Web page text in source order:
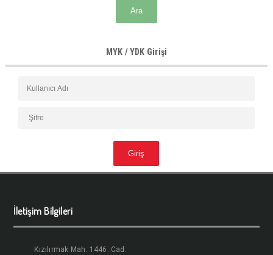
MYK / YDK Girişi
İletişim Bilgileri
Kızılırmak Mah. 1446. Cad.